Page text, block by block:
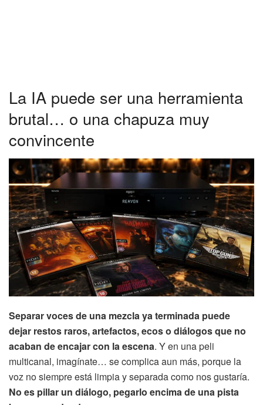
La IA puede ser una herramienta
brutal… o una chapuza muy
convincente
Separar voces de una mezcla ya terminada puede
dejar restos raros, artefactos, ecos o diálogos que no
acaban de encajar con la escena. Y en una peli
multicanal, imagínate… se complica aun más, porque la
voz no siempre está limpia y separada como nos gustaría.
No es pillar un diálogo, pegarlo encima de una pista